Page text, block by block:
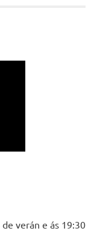
verán e ás 19:30